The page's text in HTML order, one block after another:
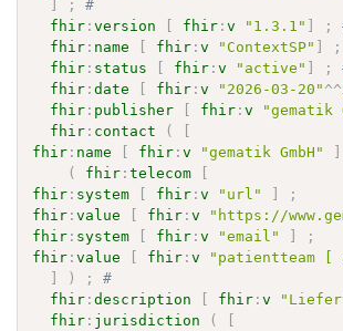
;
#
fhir :version fhir :v "1.3.1" ;
fhir : name fhir :v "ContextSP" ;
fhir : status fhir :v "active" ;
fhir :date fhir :v "2026-03-20" ^^
fhir : publisher fhir :v "gematik
fhir : contact (
fhir : name fhir :v "gematik GmbH"
(
fhir :telecom
fhir : system fhir :v "url"
;
fhir :value fhir :v "https://
fhir : system fhir :v "email"
;
fhir :value fhir :v "patientteam [
) ;
#
fhir :description fhir :v
fhir : jurisdiction (